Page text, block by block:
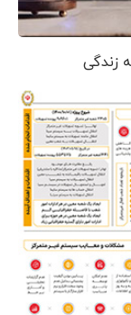
زندگی